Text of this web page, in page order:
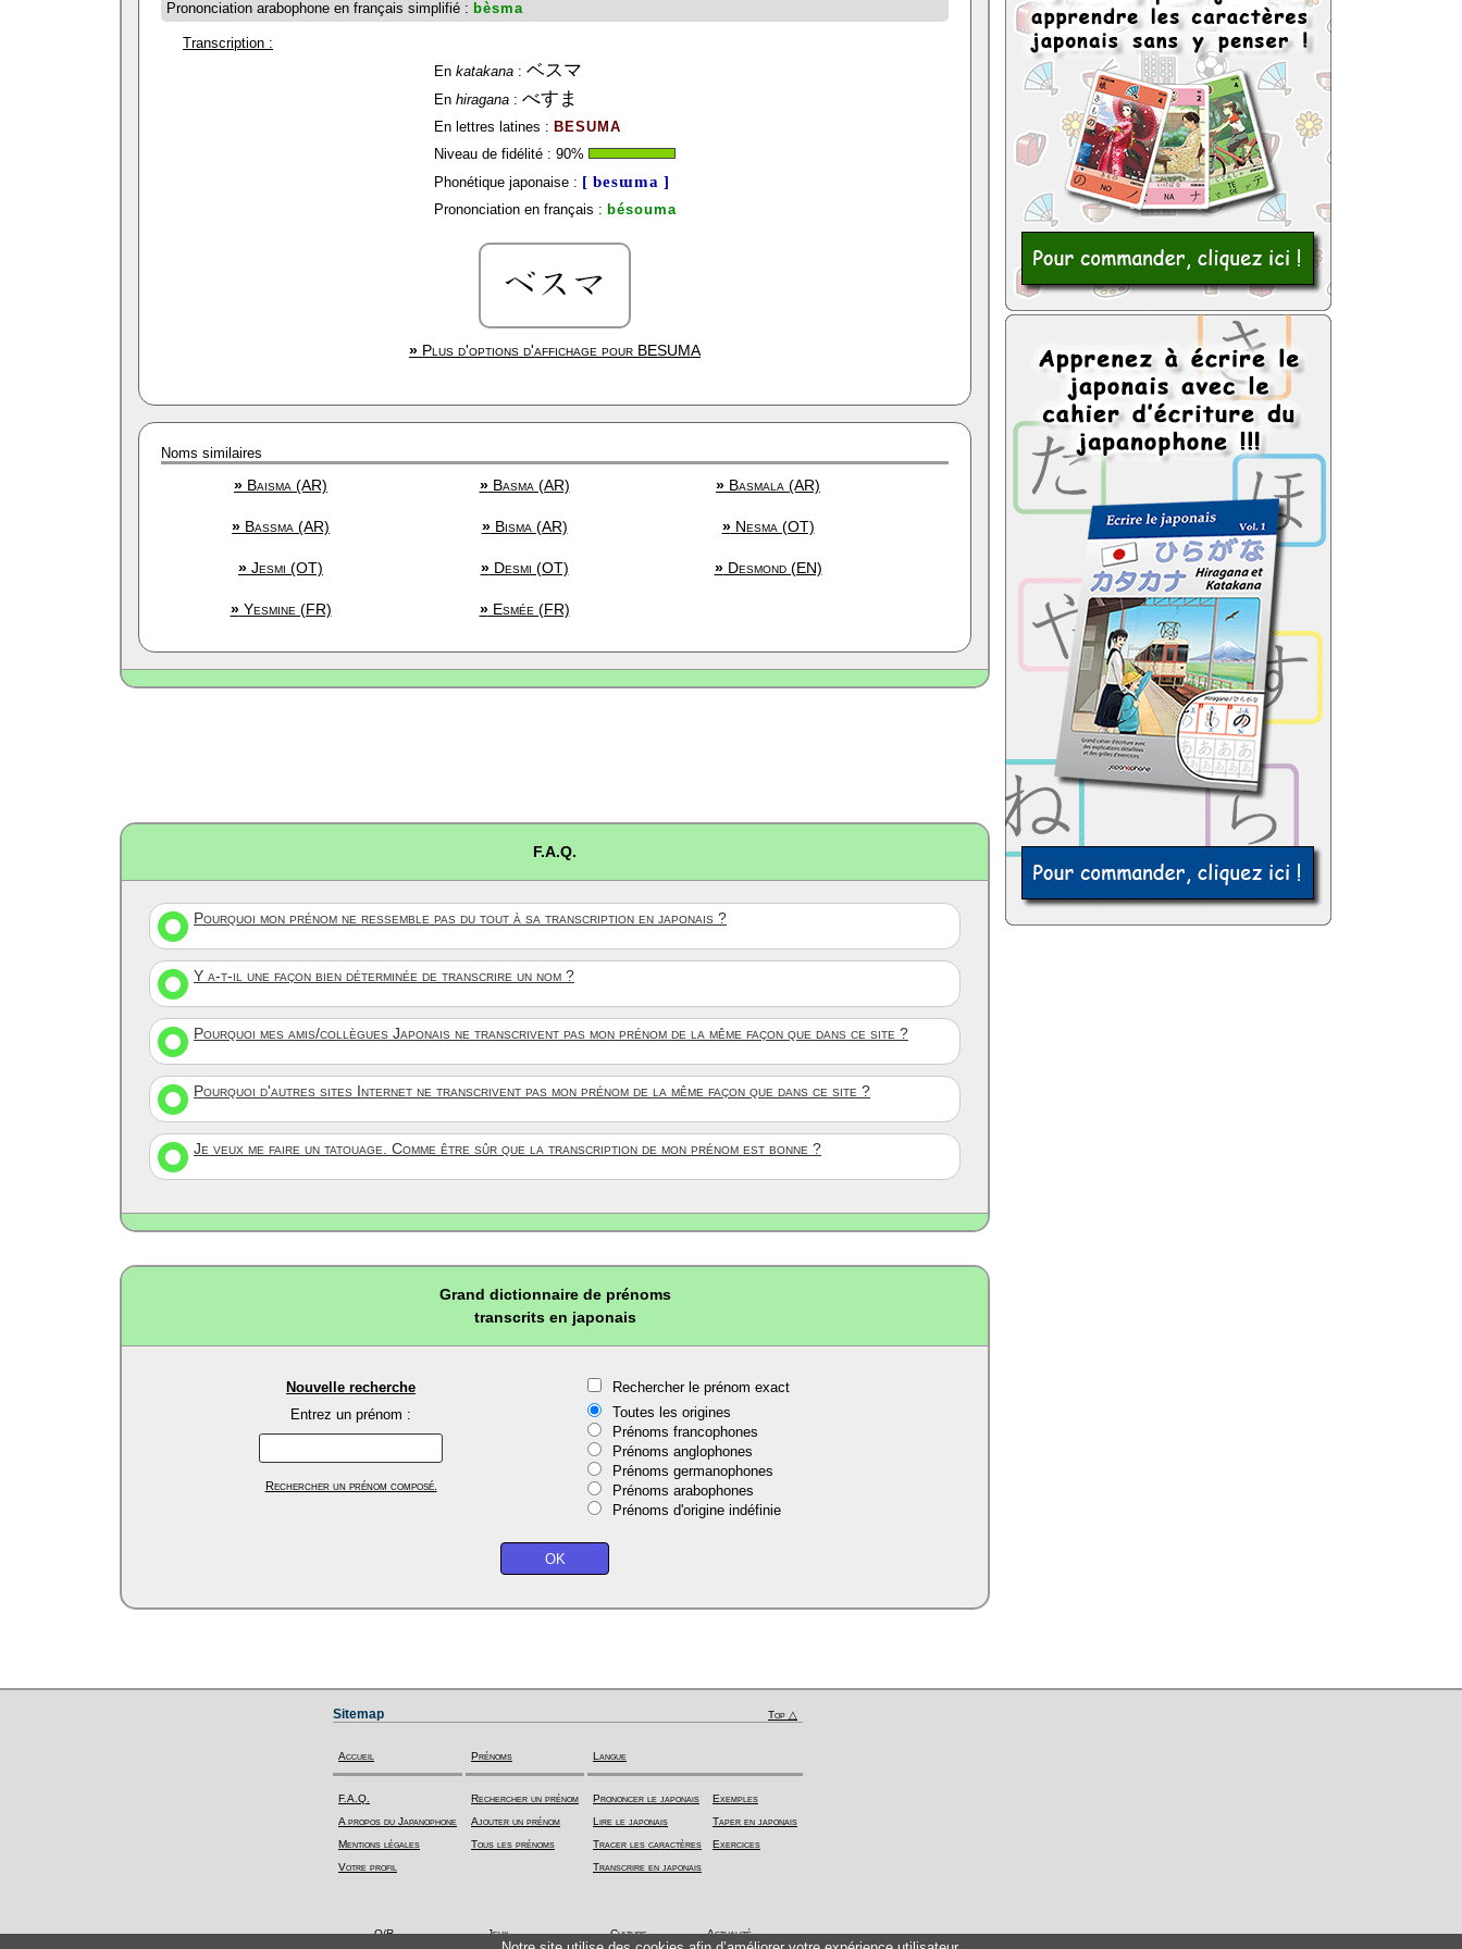
Prononciation arabophone en français simplifié : bèsma
Transcription :
En katakana: ベスマ
En hiragana: べすま
En lettres latines : BESUMA
Niveau de fidélité : 90%
Phonétique japonaise : [ besɯma ]
Prononciation en français : bésouma
» Plus d'options d'affichage pour BESUMA
Noms similaires
» Baisma (AR) »Basma (AR) » Basmala (AR)
» Bassma (AR) »Bisma (AR) »Nesma (OT)
» Jesmi (OT) »Desmi (OT) »Desmond (EN)
»Yesmine (FR) »Esmée (FR)
F.A.Q.
Pourquoi mon prénom ne ressemble pas du tout à sa transcription en japonais ?
Y a-t-il une façon bien déterminée de transcrire un nom ?
Pourquoi mes amis/collègues Japonais ne transcrivent pas mon prénom de la même façon que dans ce site ?
Pourquoi d'autres sites Internet ne transcrivent pas mon prénom de la même façon que dans ce site ?
Je veux me faire un tatouage. Comme être sûr que la transcription de mon prénom est bonne ?
Grand dictionnaire de prénoms
transcrits en japonais
Nouvelle recherche
Entrez un prénom :
Rechercher un prénom composé.
Rechercher le prénom exact
Toutes les origines
Prénoms francophones
Prénoms anglophones
Prénoms germanophones
Prénoms arabophones
Prénoms d'origine indéfinie
Sitemap Top △
Accueil
F.A.Q.
A propos du Japanophone
Mentions légales
Votre profil
Prénoms
Rechercher un prénom
Ajouter un prénom
Tous les prénoms
Langue
Prononcer le japonais
Lire le japonais
Tracer les caractères
Transcrire en japonais
Exemples
Taper en japonais
Exercices
Q/R Jeux Culture Actualité